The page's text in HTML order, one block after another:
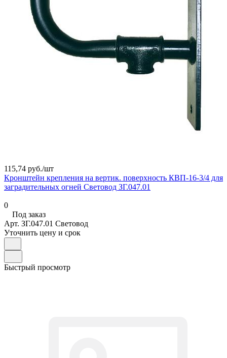
115,74 руб./шт
Кронштейн крепления на вертик. поверхность КВП-16-3/4 для
заградительных огней Световод ЗГ.047.01
0
Под заказ
Арт. ЗГ.047.01 Световод
Уточнить цену и срок
Быстрый просмотр